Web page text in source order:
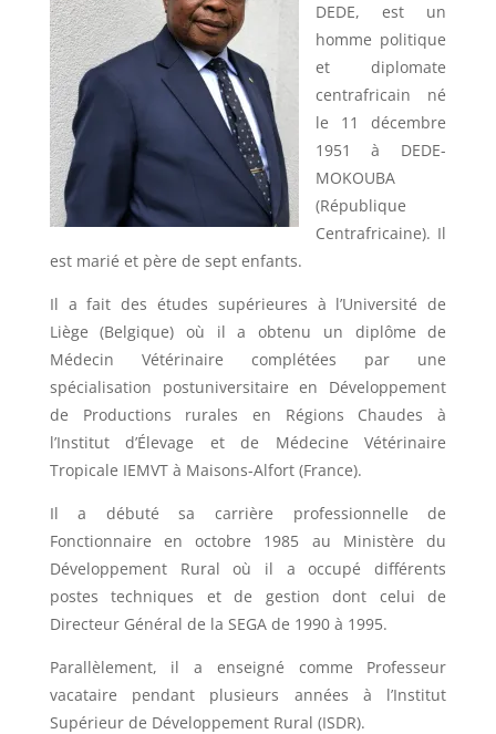
DEDE, est un
homme politique
et diplomate
centrafricain né
le 11 décembre
1951 à DEDE-
MOKOUBA
(République
Centrafricaine). Il
est marié et père de sept enfants.
Il a fait des études supérieures à l’Université de
Liège (Belgique) où il a obtenu un diplôme de
Médecin Vétérinaire complétées par une
spécialisation postuniversitaire en Développement
de Productions rurales en Régions Chaudes à
l’Institut d’Élevage et de Médecine Vétérinaire
Tropicale IEMVT à Maisons-Alfort (France).
Il a débuté sa carrière professionnelle de
Fonctionnaire en octobre 1985 au Ministère du
Développement Rural où il a occupé différents
postes techniques et de gestion dont celui de
Directeur Général de la SEGA de 1990 à 1995.
Parallèlement, il a enseigné comme Professeur
vacataire pendant plusieurs années à l’Institut
Supérieur de Développement Rural (ISDR).